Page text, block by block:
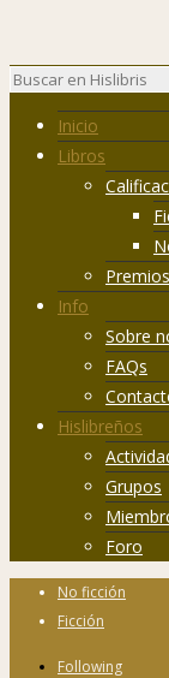
Inicio
Libros
Info
Sobre
FAQs
Hislibreños
Grupos
Foro
No ficción
Ficción
Following